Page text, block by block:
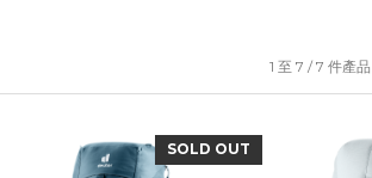
1 至 7 / 7 件產品
SOLD OUT